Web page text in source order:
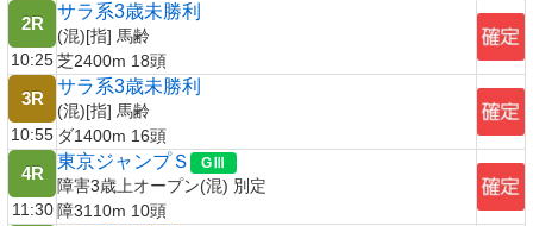
2R
10:25
サラ系3歳未勝利
(混)[指] 馬齢
芝2400m 18頭
3R
10:55
サラ系3歳未勝利
(混)[指] 馬齢
ダ1400m 16頭
4R
11:30
東京ジャンプＳ
障害3歳上オープン(混) 別定
障3110m 10頭